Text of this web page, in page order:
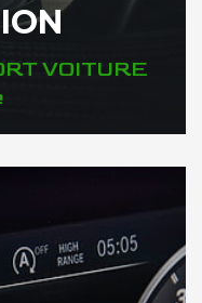
VOITURE
AUTO en Italie